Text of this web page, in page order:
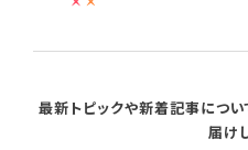
最新トピックや新着記事につい
届け